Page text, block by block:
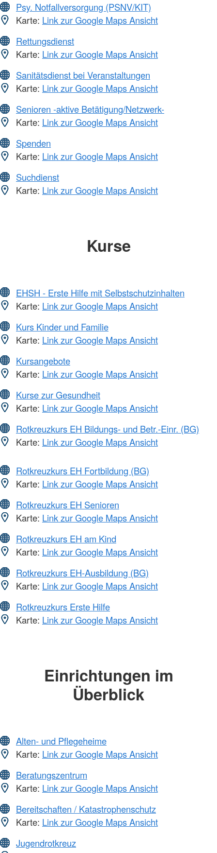
Psy. Notfallversorgung (PSNV/KIT)
Karte: Link zur Google Maps Ansicht
Rettungsdienst
Karte: Link zur Google Maps Ansicht
Sanitätsdienst bei Veranstaltungen
Karte: Link zur Google Maps Ansicht
Senioren -aktive Betätigung/Netzwerk-
Karte: Link zur Google Maps Ansicht
Spenden
Karte: Link zur Google Maps Ansicht
Suchdienst
Karte: Link zur Google Maps Ansicht
Kurse
EHSH - Erste Hilfe mit Selbstschutzinhalten
Karte: Link zur Google Maps Ansicht
Kurs Kinder und Familie
Karte: Link zur Google Maps Ansicht
Kursangebote
Karte: Link zur Google Maps Ansicht
Kurse zur Gesundheit
Karte: Link zur Google Maps Ansicht
Rotkreuzkurs EH Bildungs- und Betr.-Einr. (BG)
Karte: Link zur Google Maps Ansicht
Rotkreuzkurs EH Fortbildung (BG)
Karte: Link zur Google Maps Ansicht
Rotkreuzkurs EH Senioren
Karte: Link zur Google Maps Ansicht
Rotkreuzkurs EH am Kind
Karte: Link zur Google Maps Ansicht
Rotkreuzkurs EH-Ausbildung (BG)
Karte: Link zur Google Maps Ansicht
Rotkreuzkurs Erste Hilfe
Karte: Link zur Google Maps Ansicht
Einrichtungen im
Überblick
Alten- und Pflegeheime
Karte: Link zur Google Maps Ansicht
Beratungszentrum
Karte: Link zur Google Maps Ansicht
Bereitschaften / Katastrophenschutz
Karte: Link zur Google Maps Ansicht
Jugendrotkreuz